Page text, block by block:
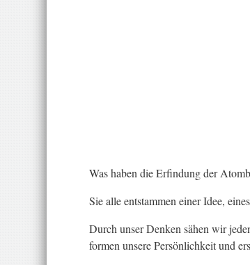
Was haben die Erfindung der
Sie alle entstammen einer Idee,
Durch unser Denken sähen wir
formen unsere Persönlichkeit und